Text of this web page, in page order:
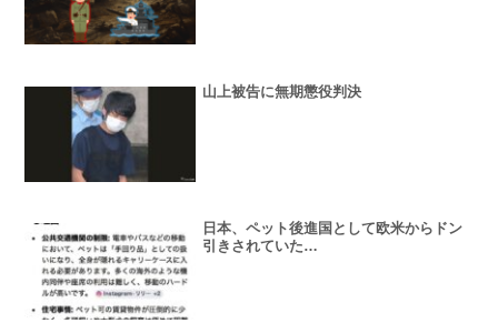
山上被告に無期懲役判決
日本、ペット後進国として欧米からドン
引きされていた…